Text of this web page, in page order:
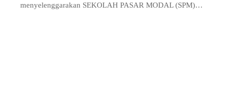
menyelenggarakan SEKOLAH PASAR MODAL (SPM)…